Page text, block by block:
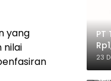
yang
nilai
PT
23